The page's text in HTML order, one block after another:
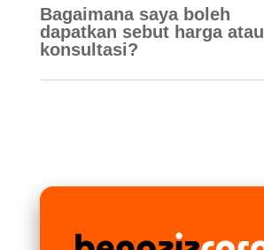
Bagaimana saya boleh
dapatkan sebut harga atau
konsultasi?